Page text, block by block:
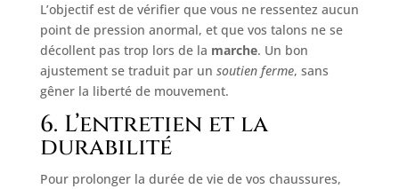
L’objectif est de vérifier que vous ne ressentez aucun
point de pression anormal, et que vos talons ne se
décollent pas trop lors de la marche. Un bon
ajustement se traduit par un soutien ferme, sans
gêner la liberté de mouvement.
6. L’entretien et la
durabilité
Pour prolonger la durée de vie de vos chaussures,